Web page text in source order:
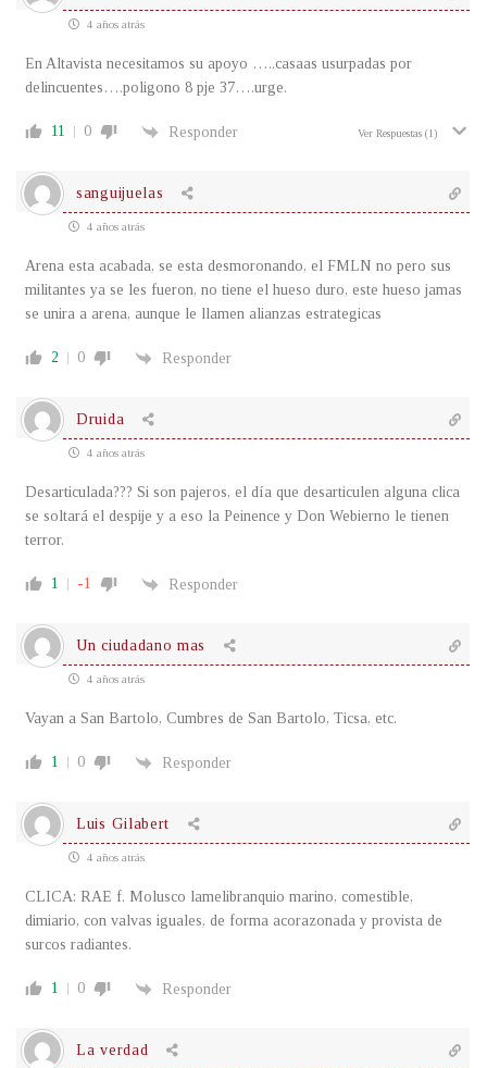
4 años atrás
En Altavista necesitamos su apoyo …..casaas usurpadas por
delincuentes….poligono 8 pje 37….urge.
11 0 Responder Ver Respuestas (1)
sanguijuelas
4 años atrás
Arena esta acabada, se esta desmoronando, el FMLN no pero sus
militantes ya se les fueron, no tiene el hueso duro, este hueso jamas
se unira a arena, aunque le llamen alianzas estrategicas
2 0 Responder
Druida
4 años atrás
Desarticulada??? Si son pajeros, el día que desarticulen alguna clica
se soltará el despije y a eso la Peinence y Don Webierno le tienen
terror.
1 -1 Responder
Un ciudadano mas
4 años atrás
Vayan a San Bartolo, Cumbres de San Bartolo, Ticsa, etc.
1 0 Responder
Luis Gilabert
4 años atrás
CLICA: RAE f. Molusco lamelibranquio marino, comestible,
dimiario, con valvas iguales, de forma acorazonada y provista de
surcos radiantes.
1 0 Responder
La verdad